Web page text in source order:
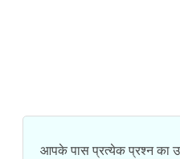
आपके पास प्रत्येक प्रश्न का